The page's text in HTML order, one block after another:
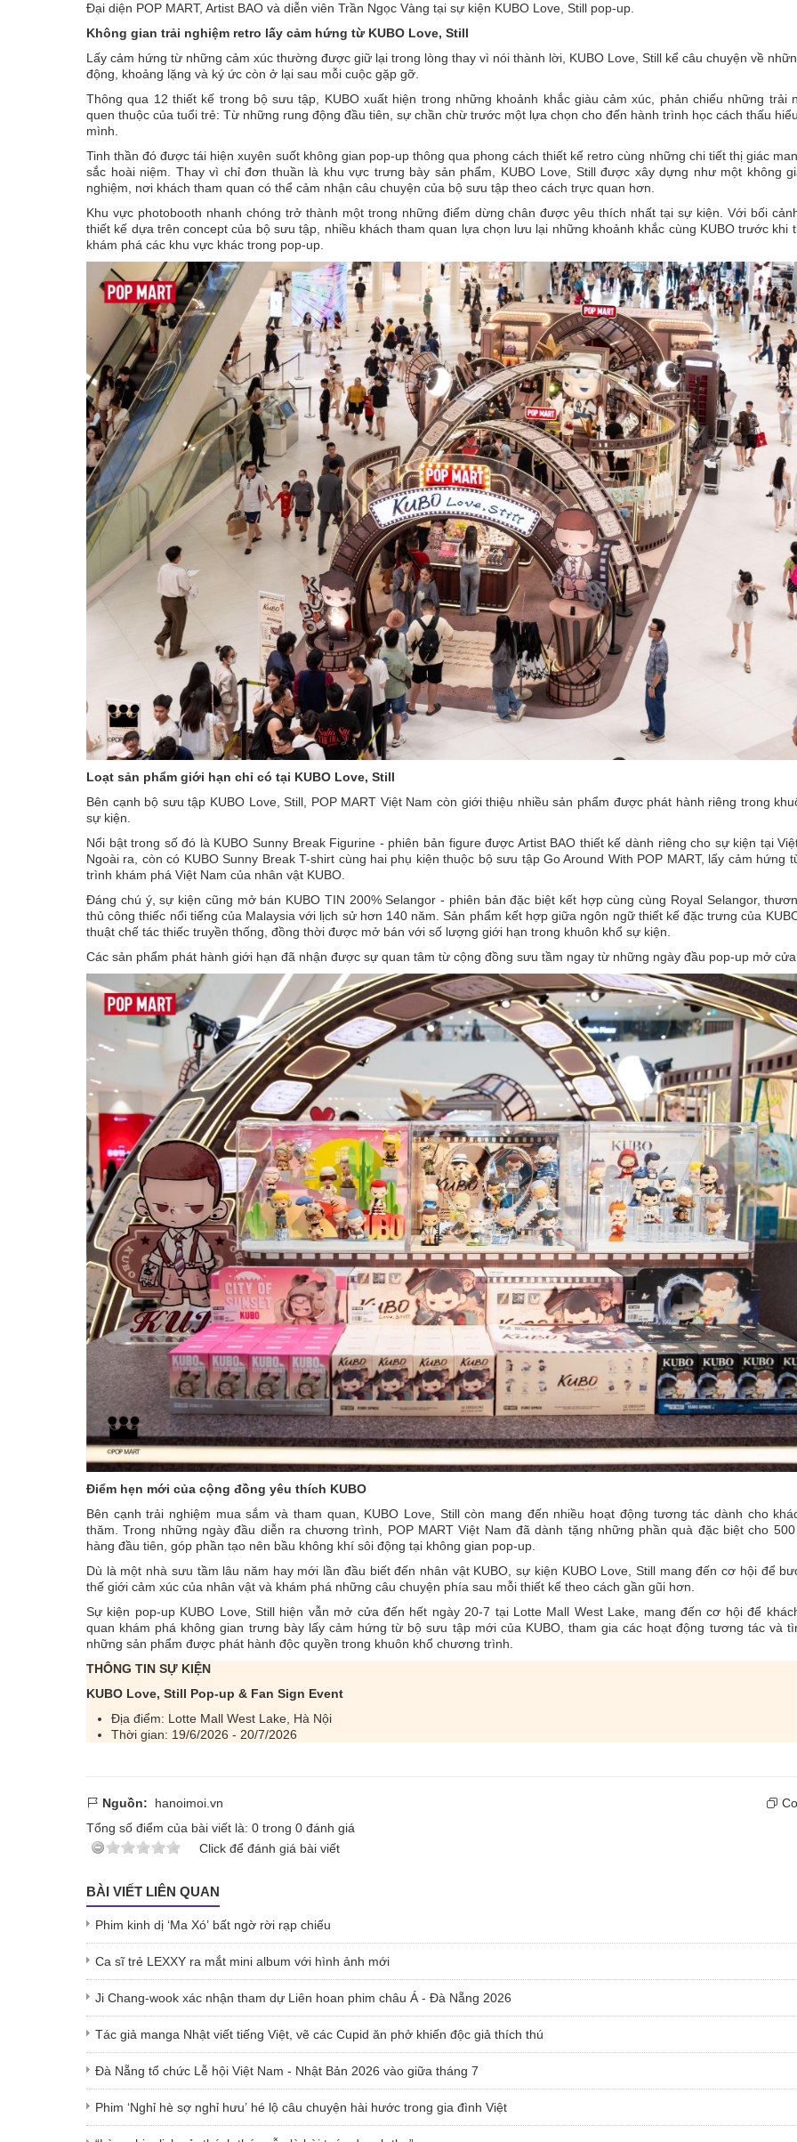
Đại diện POP MART, Artist BAO và diễn viên Trần Ngọc Vàng tại sự kiện KUBO Love, Still pop-up.
Không gian trải nghiệm retro lấy cảm hứng từ KUBO Love, Still
Lấy cảm hứng từ những cảm xúc thường được giữ lại trong lòng thay vì nói thành lời, KUBO Love, Still kể câu chuyện về
động, khoảng lặng và ký ức còn ở lại sau mỗi cuộc gặp gỡ.
Thông qua 12 thiết kế trong bộ sưu tập, KUBO xuất hiện trong những khoảnh khắc giàu cảm xúc, phản chiếu những trải
quen thuộc của tuổi trẻ: Từ những rung động đầu tiên, sự chần chừ trước một lựa chọn cho đến hành trình học cách thấu
mình.
Tinh thần đó được tái hiện xuyên suốt không gian pop-up thông qua phong cách thiết kế retro cùng những chi tiết thị giác
sắc hoài niệm. Thay vì chỉ đơn thuần là khu vực trưng bày sản phẩm, KUBO Love, Still được xây dựng như một không
nghiệm, nơi khách tham quan có thể cảm nhận câu chuyện của bộ sưu tập theo cách trực quan hơn.
Khu vực photobooth nhanh chóng trở thành một trong những điểm dừng chân được yêu thích nhất tại sự kiện. Với bối
thiết kế dựa trên concept của bộ sưu tập, nhiều khách tham quan lựa chọn lưu lại những khoảnh khắc cùng KUBO trước khi
khám phá các khu vực khác trong pop-up.
Loạt sản phẩm giới hạn chỉ có tại KUBO Love, Still
Bên cạnh bộ sưu tập KUBO Love, Still, POP MART Việt Nam còn giới thiệu nhiều sản phẩm được phát hành riêng trong
sự kiện.
Nổi bật trong số đó là KUBO Sunny Break Figurine - phiên bản figure được Artist BAO thiết kế dành riêng cho sự kiện tại
Ngoài ra, còn có KUBO Sunny Break T-shirt cùng hai phụ kiện thuộc bộ sưu tập Go Around With POP MART, lấy cảm hứng
trình khám phá Việt Nam của nhân vật KUBO.
Đáng chú ý, sự kiện cũng mở bán KUBO TIN 200% Selangor - phiên bản đặc biệt kết hợp cùng cùng Royal Selangor,
thủ công thiếc nổi tiếng của Malaysia với lịch sử hơn 140 năm. Sản phẩm kết hợp giữa ngôn ngữ thiết kế đặc trưng của
thuật chế tác thiếc truyền thống, đồng thời được mở bán với số lượng giới hạn trong khuôn khổ sự kiện.
Các sản phẩm phát hành giới hạn đã nhận được sự quan tâm từ cộng đồng sưu tầm ngay từ những ngày đầu pop-up mở
Điểm hẹn mới của cộng đồng yêu thích KUBO
Bên cạnh trải nghiệm mua sắm và tham quan, KUBO Love, Still còn mang đến nhiều hoạt động tương tác dành cho
thăm. Trong những ngày đầu diễn ra chương trình, POP MART Việt Nam đã dành tặng những phần quà đặc biệt cho
hàng đầu tiên, góp phần tạo nên bầu không khí sôi động tại không gian pop-up.
Dù là một nhà sưu tầm lâu năm hay mới lần đầu biết đến nhân vật KUBO, sự kiện KUBO Love, Still mang đến cơ hội để
thế giới cảm xúc của nhân vật và khám phá những câu chuyện phía sau mỗi thiết kế theo cách gần gũi hơn.
Sự kiện pop-up KUBO Love, Still hiện vẫn mở cửa đến hết ngày 20-7 tại Lotte Mall West Lake, mang đến cơ hội để
quan khám phá không gian trưng bày lấy cảm hứng từ bộ sưu tập mới của KUBO, tham gia các hoạt động tương tác và
những sản phẩm được phát hành độc quyền trong khuôn khổ chương trình.
THÔNG TIN SỰ KIỆN
KUBO Love, Still Pop-up & Fan Sign Event
Địa điểm: Lotte Mall West Lake, Hà Nội
Thời gian: 19/6/2026 - 20/7/2026
Nguồn: hanoimoi.vn
Tổng số điểm của bài viết là: 0 trong 0 đánh giá
Click để đánh giá bài viết
BÀI VIẾT LIÊN QUAN
Phim kinh dị ‘Ma Xó’ bất ngờ rời rạp chiếu
Ca sĩ trẻ LEXXY ra mắt mini album với hình ảnh mới
Ji Chang-wook xác nhận tham dự Liên hoan phim châu Á - Đà Nẵng 2026
Tác giả manga Nhật viết tiếng Việt, vẽ các Cupid ăn phở khiến độc giả thích thú
Đà Nẵng tổ chức Lễ hội Việt Nam - Nhật Bản 2026 vào giữa tháng 7
Phim ‘Nghỉ hè sợ nghỉ hưu’ hé lộ câu chuyện hài hước trong gia đình Việt